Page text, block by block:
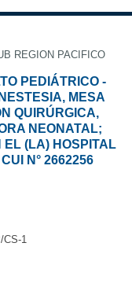
REGION PACIFICO
PEDIÁTRICO -
MESA
QUIRÚRGICA,
NEONATAL;
EL (LA) HOSPITAL
N° 2662256
CS-1